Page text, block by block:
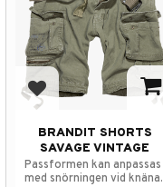
Add to favorites
BRANDIT SHORTS
SAVAGE VINTAGE
Passformen kan anpassas
med snörningen vid knäna.